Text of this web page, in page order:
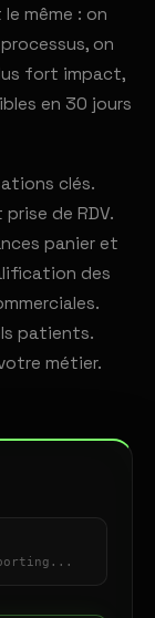
même : on
on
fort impact,
en 30 jours
clés.
de RDV.
panier et
des
patients.
métier.